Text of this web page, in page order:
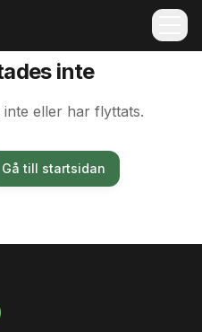
inte
eller har flyttats.
Gå till startsidan